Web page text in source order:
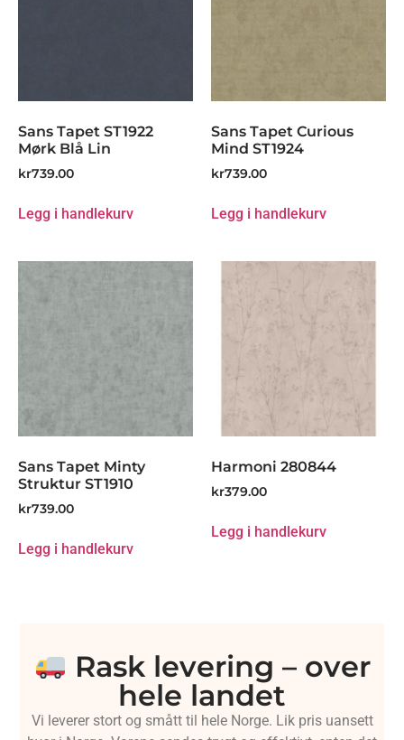
Sans Tapet ST1922
Mørk Blå Lin
kr739.00
Legg i handlekurv
Sans Tapet Curious
Mind ST1924
kr739.00
Legg i handlekurv
Sans Tapet Minty
Struktur ST1910
kr739.00
Legg i handlekurv
Harmoni 280844
kr379.00
Legg i handlekurv
Rask levering – over
hele landet
Vi leverer stort og smått til hele Norge. Lik pris uansett